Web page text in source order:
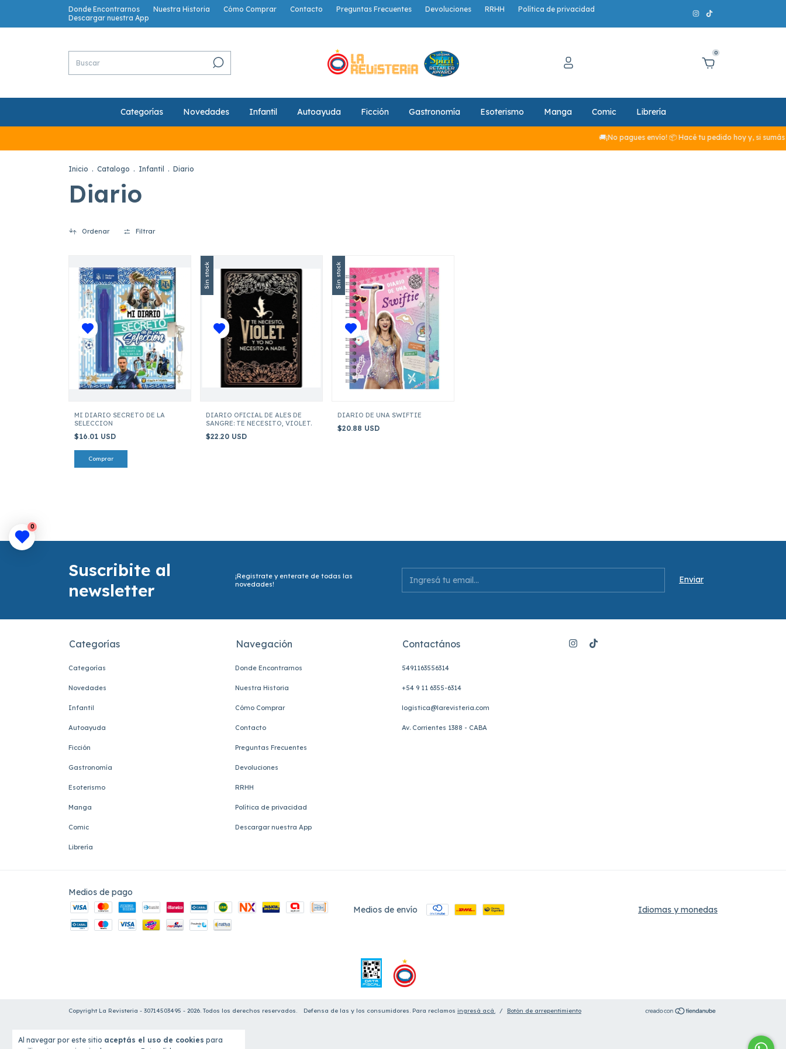
Donde Encontrarnos Nuestra Historia Cómo Comprar Contacto Preguntas Frecuentes Devoluciones RRHH
Política de privacidad
Descargar nuestra App
0
Categorías Novedades Infantil Autoayuda Ficción Gastronomía Esoterismo Manga Comic Librería
🚚¡No pagues envío! 📦 Hacé tu pedido hoy y, si sumás
Al navegar por este sitio aceptás el uso de cookies para
Inicio . Catalogo . Infantil . Diario
Diario
Ordenar Filtrar
MI DIARIO SECRETO DE LA
SELECCION
$16.01 USD
Sin stock
DIARIO OFICIAL DE ALES DE
SANGRE: TE NECESITO, VIOLET.
$22.20 USD
Sin stock
DIARIO DE UNA SWIFTIE
$20.88 USD
Suscribite al
newsletter
¡Registrate y enterate de todas las
novedades!
Categorías
Categorías
Novedades
Infantil
Autoayuda
Ficción
Gastronomía
Esoterismo
Manga
Comic
Librería
Navegación
Donde Encontrarnos
Nuestra Historia
Cómo Comprar
Contacto
Preguntas Frecuentes
Devoluciones
RRHH
Política de privacidad
Descargar nuestra App
Contactános
5491163556314
+54 9 11 6355-6314
logistica@larevisteria.com
Av. Corrientes 1388 - CABA
Medios de pago
Medios de envío
Idiomas y monedas
Copyright La Revisteria - 30714503495 - 2026. Todos los derechos reservados. Defensa de las y los consumidores. Para reclamos ingresá acá. / Botón de arrepentimiento
0